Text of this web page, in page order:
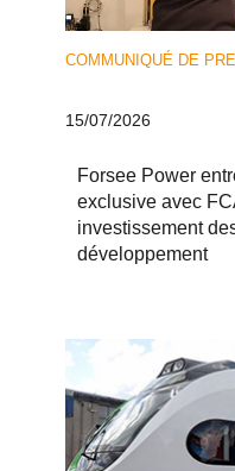
COMMUNIQUÉ DE
15/07/2026
Forsee Power
exclusive avec
investissement
développement